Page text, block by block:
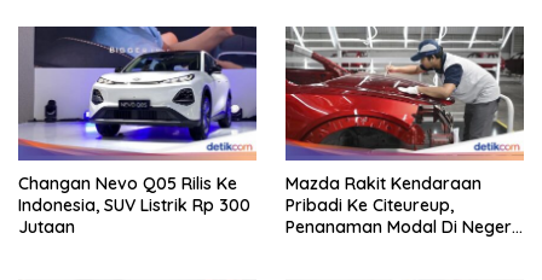
Changan Nevo Q05 Rilis Ke
Indonesia, SUV Listrik Rp 300
Jutaan
Mazda Rakit Kendaraan
Pribadi Ke Citeureup,
Penanaman Modal Di Negeri